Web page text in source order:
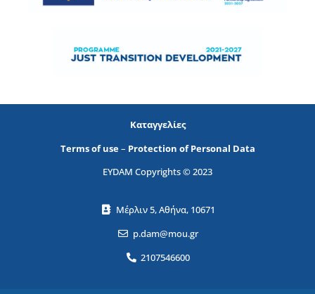
Καταγγελίες
Terms of use– Protection of Personal Data
EYDAM Copyrights © 2023
Μέρλιν 5, Αθήνα, 10671
p.dam@mou.gr
2107546600